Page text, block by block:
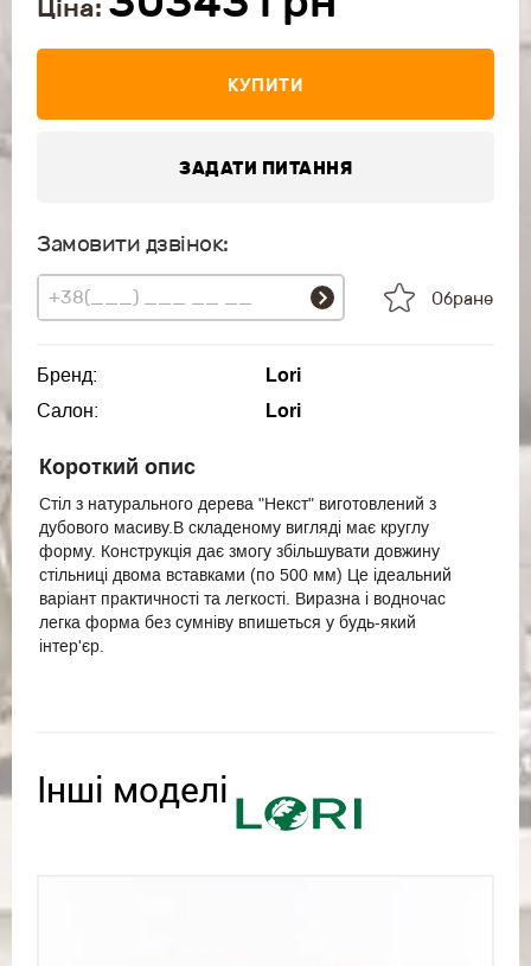
Ціна:
КУПИТИ
ЗАДАТИ ПИТАННЯ
Замовити дзвінок:
Обране
Бренд:
Lori
Салон:
Lori
Короткий опис
Стіл з натурального дерева "Некст" виготовлений з
дубового масиву.В складеному вигляді має круглу
форму. Конструкція дає змогу збільшувати довжину
стільниці двома вставками (по 500 мм) Це ідеальний
варіант практичності та легкості. Виразна і водночас
легка форма без сумніву впишеться у будь-який
інтер'єр.
Інші моделі